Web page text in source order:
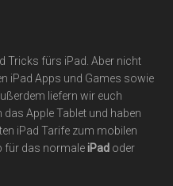
Tricks fürs iPad. Aber nicht
iPad Apps und Games sowie
liefern wir euch
Apple Tablet und haben
iPad Tarife zum mobilen
für das normaleiPad oder